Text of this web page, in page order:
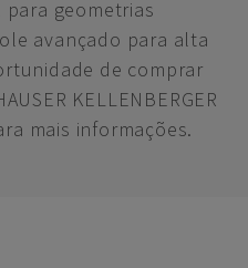
geometrias
avançado para alta
de comprar
KELLENBERGER
mais informações.